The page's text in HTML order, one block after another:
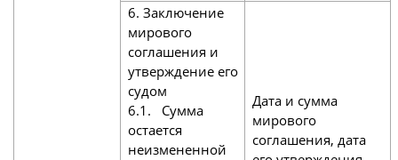
6. Заключение
мирового
соглашения и
утверждение его
судом
6.1. Сумма
остается
неизмененной
Дата и сумма
мирового
соглашения, дата